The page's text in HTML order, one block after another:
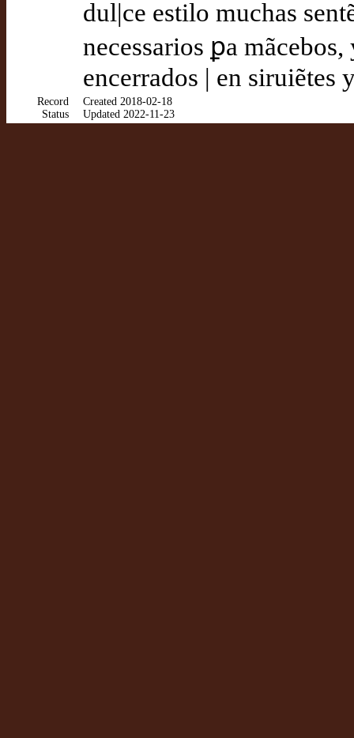
dul|ce estilo muchas
necessarios ꝑa
encerrados | en siruiẽtes
Record
Status
Created 2018-02-18
Updated 2022-11-23